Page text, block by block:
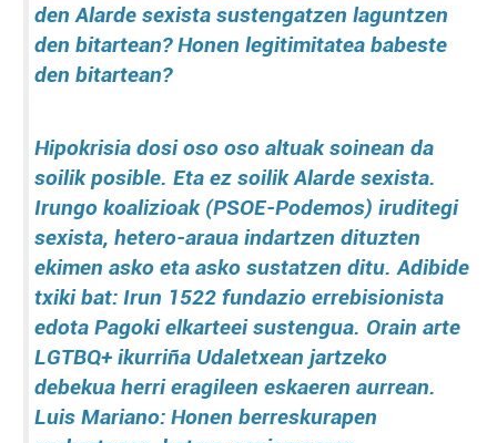
den Alarde sexista sustengatzen laguntzen
den bitartean? Honen legitimitatea babeste
den bitartean?
Hipokrisia dosi oso oso altuak soinean da
soilik posible. Eta ez soilik Alarde sexista.
Irungo koalizioak (PSOE-Podemos) iruditegi
sexista, hetero-araua indartzen dituzten
ekimen asko eta asko sustatzen ditu. Adibide
txiki bat: Irun 1522 fundazio errebisionista
edota Pagoki elkarteei sustengua. Orain arte
LGTBQ+ ikurriña Udaletxean jartzeko
debekua herri eragileen eskaeren aurrean.
Luis Mariano: Honen berreskurapen